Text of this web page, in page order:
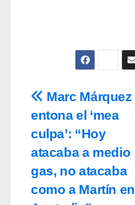
Navegación
de
entradas
Marc Márquez
entona el ‘mea
culpa’: “Hoy
atacaba a medio
gas, no atacaba
como a Martín en